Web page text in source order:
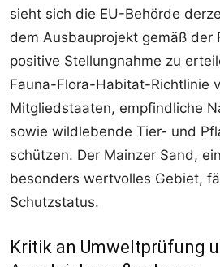
sieht sich die EU-Behörde
dem Ausbauprojekt gemäß der
positive Stellungnahme zu
Fauna-Flora-Habitat-Richtlinie
Mitgliedstaaten, empfindliche
sowie wildlebende Tier- und
schützen. Der Mainzer Sand,
besonders wertvolles Gebiet,
Schutzstatus.
Kritik an Umweltprüfung